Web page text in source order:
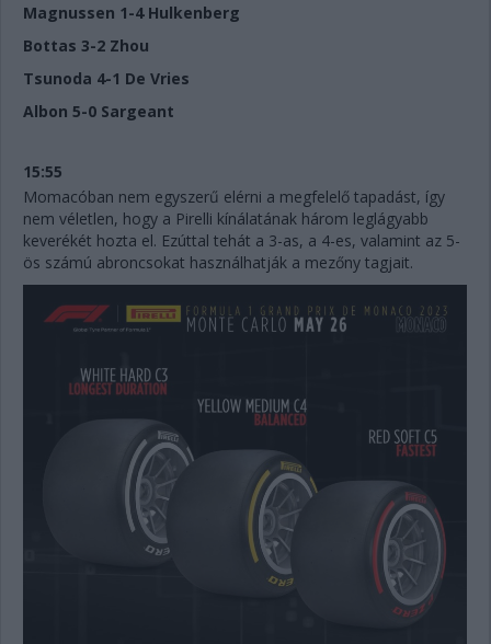
Magnussen 1-4 Hulkenberg
Bottas 3-2 Zhou
Tsunoda 4-1 De Vries
Albon 5-0 Sargeant
15:55
Momacóban nem egyszerű elérni a megfelelő tapadást, így
nem véletlen, hogy a Pirelli kínálatának három leglágyabb
keverékét hozta el. Ezúttal tehát a 3-as, a 4-es, valamint az 5-
ös számú abroncsokat használhatják a mezőny tagjait.